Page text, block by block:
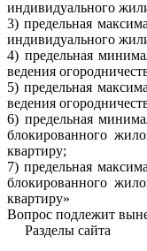
индивидуального
3) предельная
индивидуального
4) предельная
ведения
5) предельная
ведения
6) предельная
блокированного
квартиру;
7) предельная
блокированного
квартиру»
Вопрос подлежит
Разделы сайта